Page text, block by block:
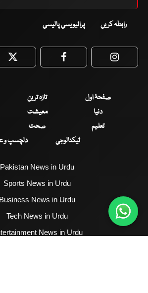
رابطہ کریں پرائیویسی پالیسی
Twitter Facebook
صفحۂ اول تازہ ترین
دنیا
معیشت
تعلیم
صحت
ٹیکنالوجی
دلچسپ و
Pakistan News in Urdu
Sports News in Urdu
Business News in Urdu
Tech News in Urdu
News in Urdu